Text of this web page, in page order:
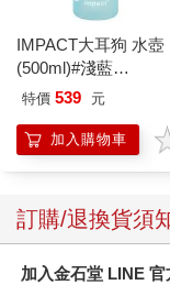
IMPACT大耳狗 水壺
(500ml)#淺藍
IMCMB01LB
特價 539 元
加入購物車
訂購/退換貨須
加入金石堂 LINE